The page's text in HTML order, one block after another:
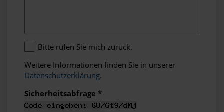
Bitte rufen Sie mich zurück.
Weitere Informationen finden Sie in unserer
Datenschutzerklärung.
Sicherheitsabfrage *